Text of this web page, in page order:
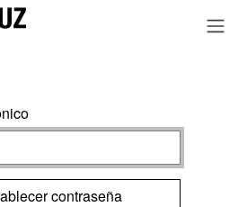
contraseña